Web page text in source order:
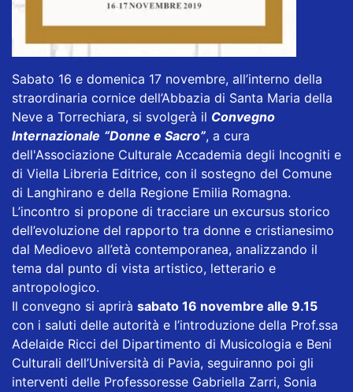
Sabato 16 e domenica 17 novembre, all’interno della
straordinaria cornice dell’Abbazia di Santa Maria della
Neve a Torrechiara, si svolgerà il Convegno
Internazionale “Donne e Sacro”, a cura
dell'Associazione Culturale Accademia degli Incogniti e
di Viella Libreria Editrice, con il sostegno del Comune
di Langhirano e della Regione Emilia Romagna.
L’incontro si propone di tracciare un excursus storico
dell’evoluzione del rapporto tra donne e cristianesimo
dal Medioevo all’età contemporanea, analizzando il
tema dal punto di vista artistico, letterario e
antropologico.
Il convegno si aprirà sabato 16 novembre alle 9.15
con i saluti delle autorità e l’introduzione della Prof.ssa
Adelaide Ricci del Dipartimento di Musicologia e Beni
Culturali dell’Università di Pavia, seguiranno poi gli
interventi delle Professoresse Gabriella Zarri, Sonia